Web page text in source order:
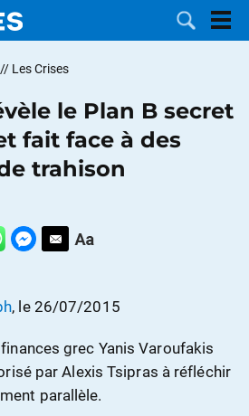
// Les Crises
le Plan B secret
fait face à des
trahison
, le 26/07/2015
grec Yanis Varoufakis
par Alexis Tsipras à réfléchir
parallèle.